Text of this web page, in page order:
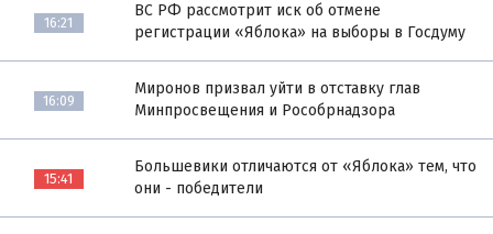
16:21
ВС РФ рассмотрит иск об отмене
регистрации «Яблока» на выборы в Госдуму
16:09
Миронов призвал уйти в отставку глав
Минпросвещения и Рособрнадзора
15:41
Большевики отличаются от «Яблока» тем, что
они - победители